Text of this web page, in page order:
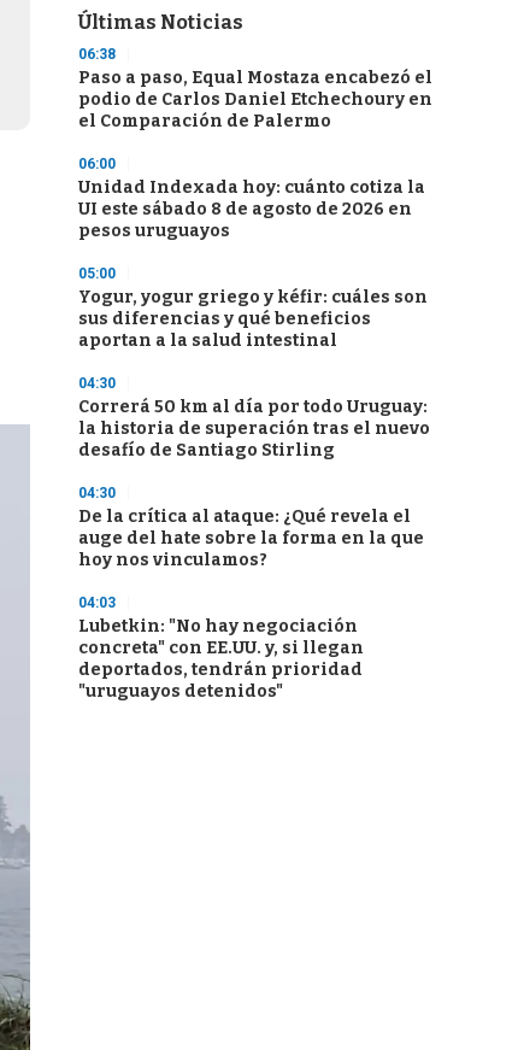
Últimas Noticias
06:38
Paso a paso, Equal Mostaza encabezó el
podio de Carlos Daniel Etchechoury en
el Comparación de Palermo
06:00
Unidad Indexada hoy: cuánto cotiza la
UI este sábado 8 de agosto de 2026 en
pesos uruguayos
05:00
Yogur, yogur griego y kéfir: cuáles son
sus diferencias y qué beneficios
aportan a la salud intestinal
04:30
Correrá 50 km al día por todo Uruguay:
la historia de superación tras el nuevo
desafío de Santiago Stirling
04:30
De la crítica al ataque: ¿Qué revela el
auge del hate sobre la forma en la que
hoy nos vinculamos?
04:03
Lubetkin: "No hay negociación
concreta" con EE.UU. y, si llegan
deportados, tendrán prioridad
"uruguayos detenidos"